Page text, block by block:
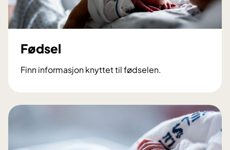
p
Fødsel
Finn informasjon knyttet til fødselen.
ø
d